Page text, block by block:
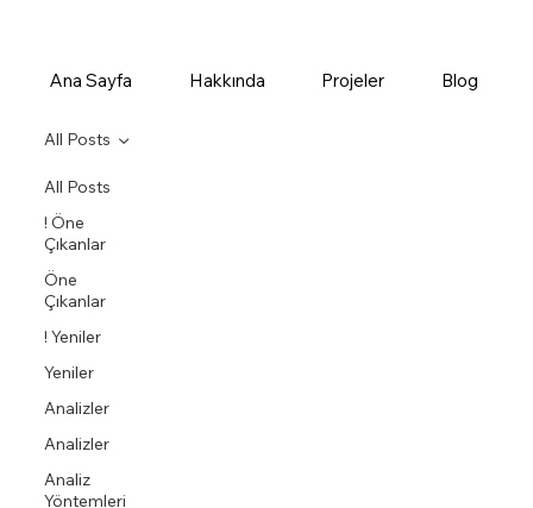
Ana Sayfa Hakkında Projeler Blog
All Posts
! Öne
Çıkanlar
Öne
Çıkanlar
! Yeniler
Yeniler
Analizler
Analizler
Analiz
Yöntemleri
All Posts